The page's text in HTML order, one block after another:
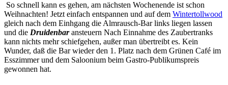
So schnell kann es gehen, am nächsten Wochenende ist schon
Weihnachten! Jetzt einfach entspannen und auf dem Wintertollwood
gleich nach dem Einhgang die Almrausch-Bar links liegen lassen
und die Druidenbaransteuern Nach Einnahme des Zaubertranks
kann nichts mehr schiefgehen, außer man übertreibt es. Kein
Wunder, daß die Bar wieder den 1. Platz nach dem Grünen Café im
Esszimmer und dem Saloonium beim Gastro-Publikumspreis
gewonnen hat.